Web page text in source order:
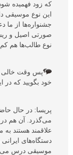
که زود فهمیده
این نوع موسیقی
جشنواره‌ها از
صورتی اصیل و
نوع طالب‌ها هم
پس وقت خالی
خود بگویید که در
پریسا: در حال
می‌گذرد. آن هم
علاقمند هستند
دستگاه‌های
موسیقی درس